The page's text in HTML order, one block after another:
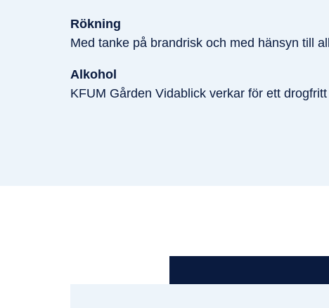
Rökning
Med tanke på brandrisk och med hänsyn till
Alkohol
KFUM Gården Vidablick verkar för ett